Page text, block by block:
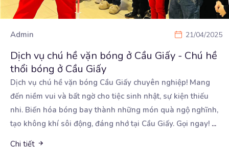
Admin 21/04/2025
Dịch vụ chú hề vặn bóng ở Cầu Giấy - Chú hề
thổi bóng ở Cầu Giấy
Dịch vụ chú hề vặn bóng Cầu Giấy chuyên nghiệp! Mang
đến niềm vui và bất ngờ cho tiệc sinh nhật, sự kiện thiếu
nhi. Biến hóa bóng bay thành những món quà ngộ nghĩnh,
tạo không khí sôi động, đáng nhớ tại Cầu Giấy. Gọi ngay! ...
Chi tiết